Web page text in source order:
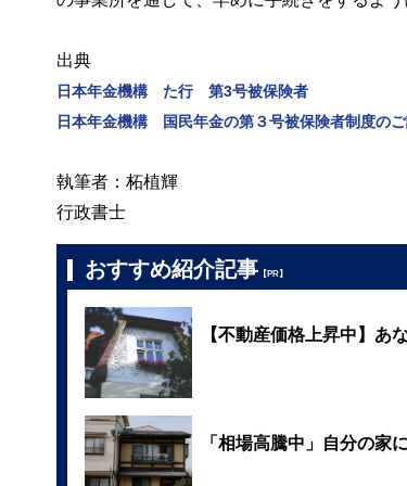
出典
日本年金機構 た行 第3号被保険者
日本年金機構 国民年金の第３号被保険者制度のご
執筆者：柘植輝
行政書士
おすすめ紹介記事 【PR】
【不動産価格上昇中】あ
「相場高騰中」自分の家